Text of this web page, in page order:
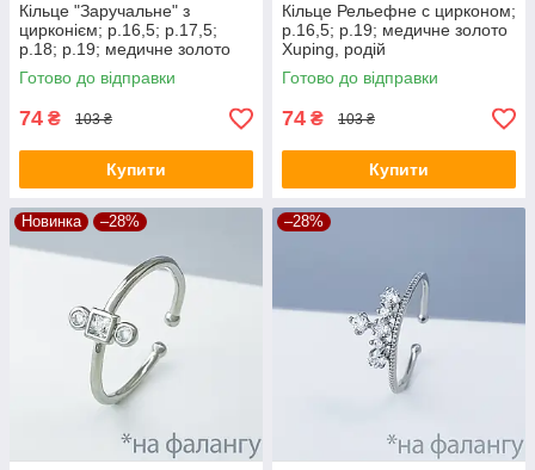
Кільце "Заручальне" з
цирконієм; р.16,5; р.17,5;
р.18; р.19; медичне золото
Xuping, родій
Готово до відправки
74 ₴ 103 ₴
Купити
Кільце Рельефне с цирконом;
р.16,5; р.19; медичне золото
Xuping, родій
Готово до відправки
74 ₴ 103 ₴
Купити
Новинка –28% –28%